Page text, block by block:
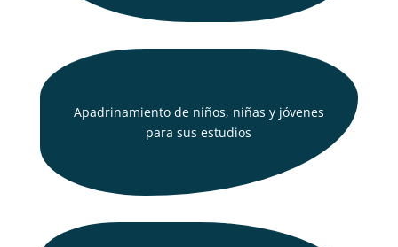
Apadrinamiento de niños, niñas y jóvenes
para sus estudios